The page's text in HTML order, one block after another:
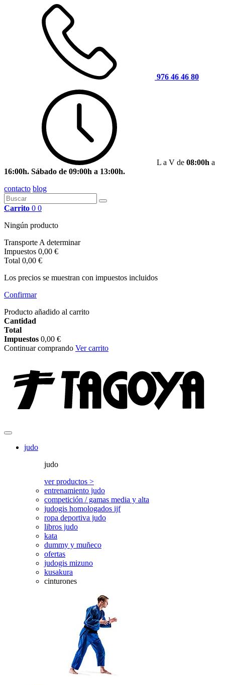
976 46 46 80
L a V de 08:00h a
16:00h. Sábado de 09:00h a 13:00h.
contacto blog
Carrito 0 0
Ningún producto
Transporte A determinar
Impuestos 0,00 €
Total 0,00 €
Los precios se muestran con impuestos incluidos
Confirmar
Producto añadido al carrito
Cantidad
Total
Impuestos 0,00 €
Continuar comprando Ver carrito
judo
judo
ver productos >
entrenamiento judo
competición / gamas media y alta
judogis homologados ijf
ropa deportiva judo
libros judo
kata
dummy y muñeco
ofertas
judogis mizuno
kusakura
cinturones